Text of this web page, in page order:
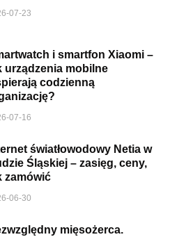
07-23
i smartfon Xiaomi –
urządzenia mobilne
codzienną
07-16
światłowodowy Netia w
Śląskiej – zasięg, ceny,
zamówić
06-30
mięsożerca.